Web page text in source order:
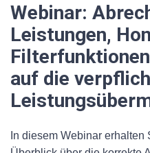
Webinar:
Leistungen,
auf die
In diesem Webinar